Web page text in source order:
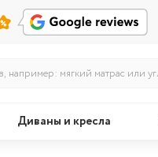
Диваны и кресла